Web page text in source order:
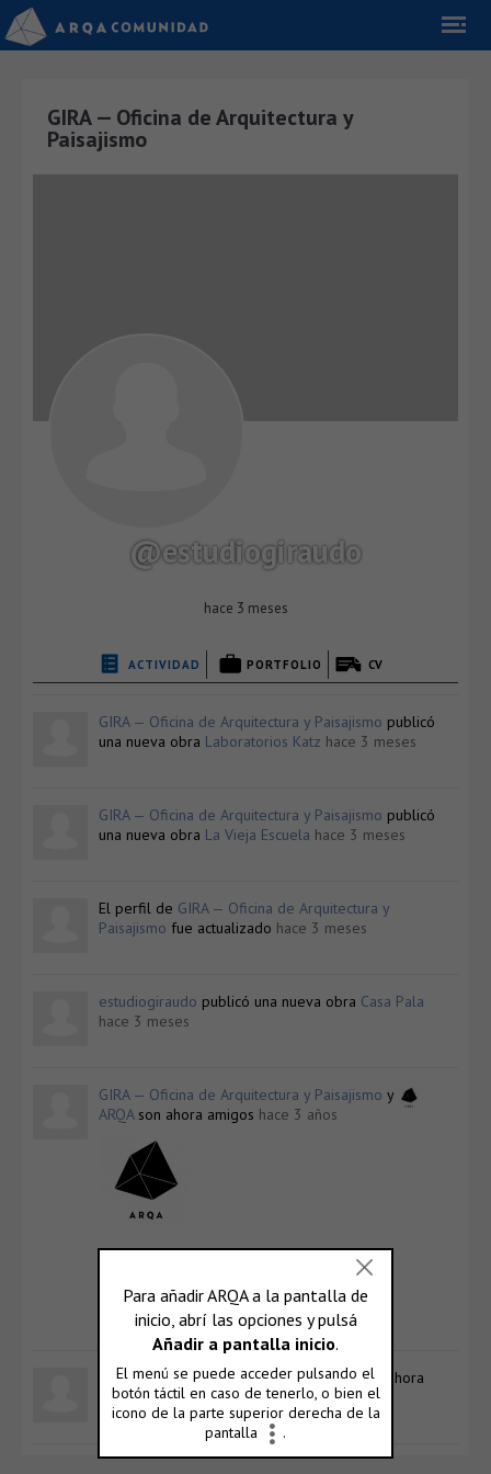
GIRA — Oficina de Arquitectura y
Paisajismo
@estudiogiraudo
hace 3 meses
ACTIVIDAD PORTFOLIO CV
GIRA — Oficina de Arquitectura y Paisajismo publicó
una nueva obra Laboratorios Katz hace 3 meses
GIRA — Oficina de Arquitectura y Paisajismo publicó
una nueva obra La Vieja Escuela hace 3 meses
El perfil de GIRA — Oficina de Arquitectura y
Paisajismo fue actualizado hace 3 meses
estudiogiraudo publicó una nueva obra Casa Pala
hace 3 meses
GIRA — Oficina de Arquitectura y Paisajismo y
ARQAson ahora amigos hace 3 años
ARQA
Ver Perfil
GIRA — Oficina de Arquitectura y Paisajismo
ahora
es un usuario registrado hace 3 años